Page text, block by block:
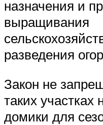
назначения и
выращивания
разведения
Закон не
таких
домики для